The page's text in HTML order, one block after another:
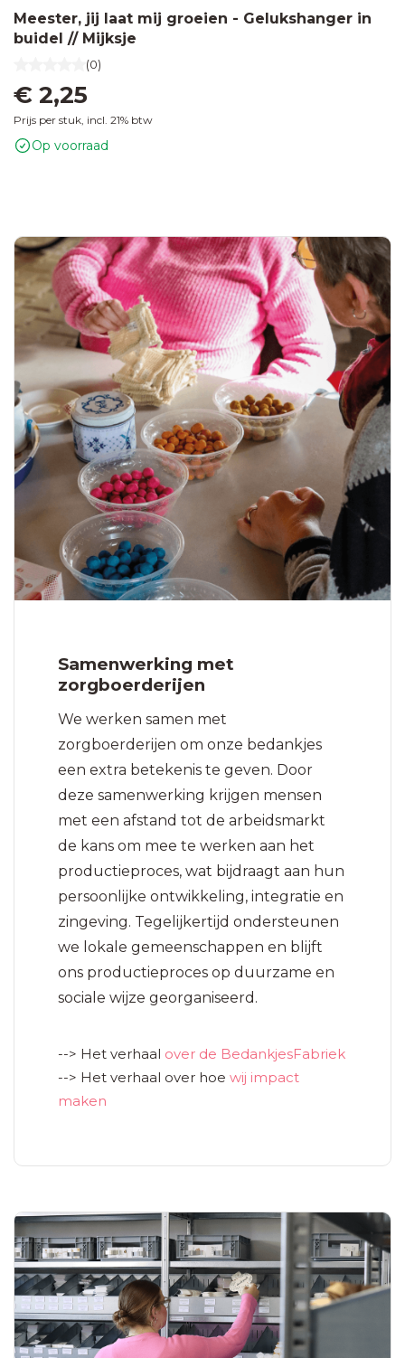
Meester, jij laat mij groeien - Gelukshanger in
buidel // Mijksje
(0)
€ 2,25
Prijs per stuk, incl. 21% btw
Op voorraad
Samenwerking met
zorgboerderijen
We werken samen met
zorgboerderijen om onze bedankjes
een extra betekenis te geven. Door
deze samenwerking krijgen mensen
met een afstand tot de arbeidsmarkt
de kans om mee te werken aan het
productieproces, wat bijdraagt aan hun
persoonlijke ontwikkeling, integratie en
zingeving. Tegelijkertijd ondersteunen
we lokale gemeenschappen en blijft
ons productieproces op duurzame en
sociale wijze georganiseerd.
--> Het verhaal over de BedankjesFabriek
--> Het verhaal over hoe wij impact
maken